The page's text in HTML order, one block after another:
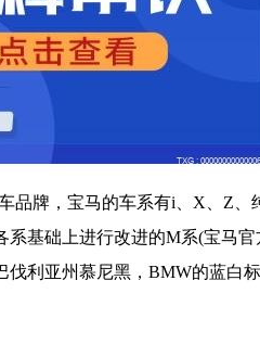
品牌，宝马的车系有i、X、Z、
系基础上进行改进的M系(宝马
伐利亚州慕尼黑，BMW的蓝白